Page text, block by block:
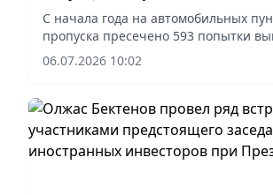
С начала года на автомобильных
пропуска пресечено 593 попытки
нефтепродуктов общим объемом
литров, сообщает vapress.kz.
06.07.2026 10:02